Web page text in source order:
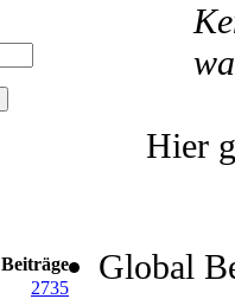
Beiträge
2735
Hier
Global